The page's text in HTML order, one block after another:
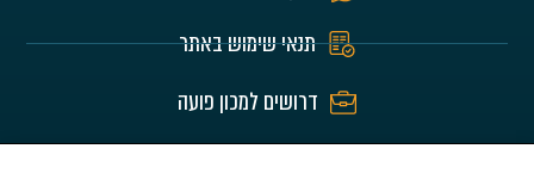
תנאי שימוש באתר
דרושים למכון פועה